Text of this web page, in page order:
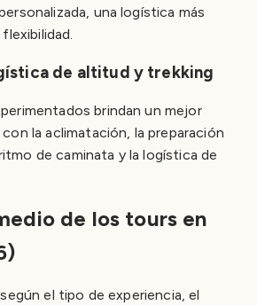
una logística más
de altitud y trekking
brindan un mejor
la aclimatación, la preparación
de caminata y la logística de
de los tours en
el tipo de experiencia, el